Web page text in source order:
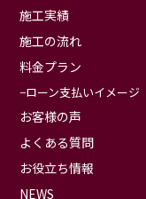
施工実績
施工の流れ
料金プラン
ローン支払いイメージ
お客様の声
よくある質問
お役立ち情報
NEWS